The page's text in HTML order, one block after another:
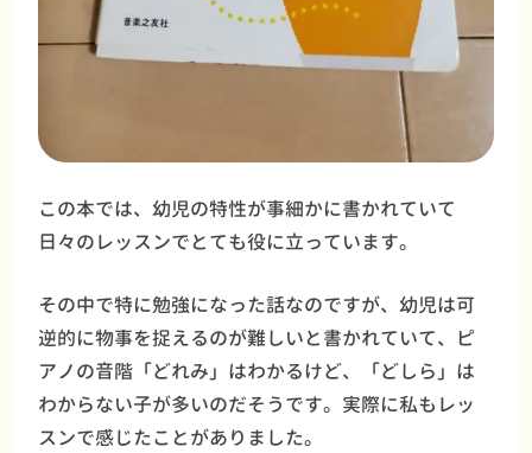
この本では、幼児の特性が事細かに書かれていて
日々のレッスンでとても役に立っています。
その中で特に勉強になった話なのですが、幼児は可
逆的に物事を捉えるのが難しいと書かれていて、ピ
アノの音階「どれみ」はわかるけど、「どしら」は
わからない子が多いのだそうです。実際に私もレッ
スンで感じたことがありました。